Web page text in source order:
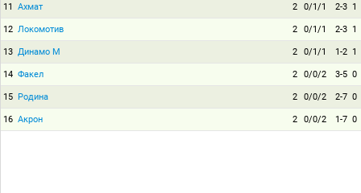
11 Ахмат 2 0/1/1 2-3 1
12 Локомотив 2 0/1/1 2-3 1
13 Динамо М 2 0/1/1 1-2 1
14 Факел 2 0/0/2 3-5 0
15 Родина 2 0/0/2 2-7 0
16 Акрон 2 0/0/2 1-7 0